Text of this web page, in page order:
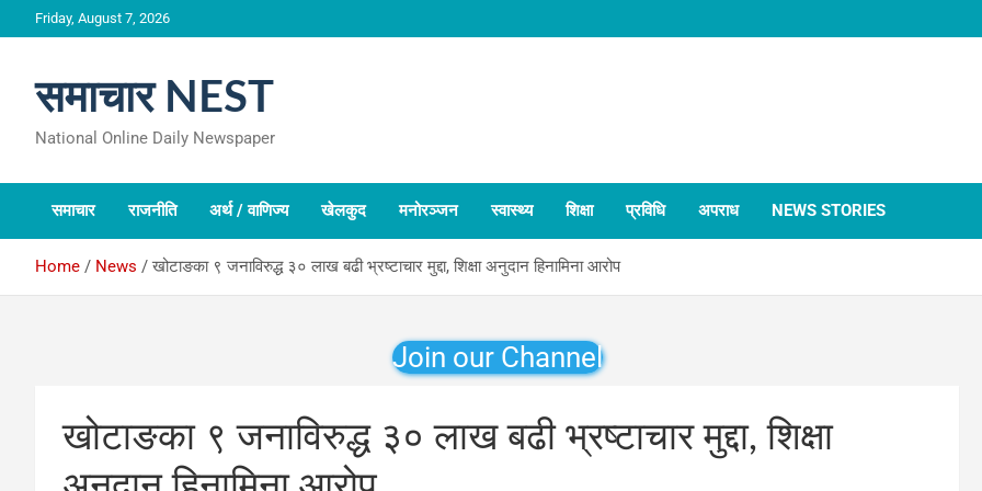
to
Friday, August 7, 2026
समाचार NEST
National Online Daily Newspaper
समाचार राजनीति अर्थ / वाणिज्य खेलकुद मनोरञ्जन स्वास्थ्य शिक्षा प्रविधि अपराध NEWS STORIES
Home News खोटाङका ९ जनाविरुद्ध ३० लाख बढी भ्रष्टाचार मुद्दा, शिक्षा अनुदान हिनामिना आरोप
Join our Channel
खोटाङका ९ जनाविरुद्ध ३० लाख बढी भ्रष्टाचार मुद्दा, शिक्षा